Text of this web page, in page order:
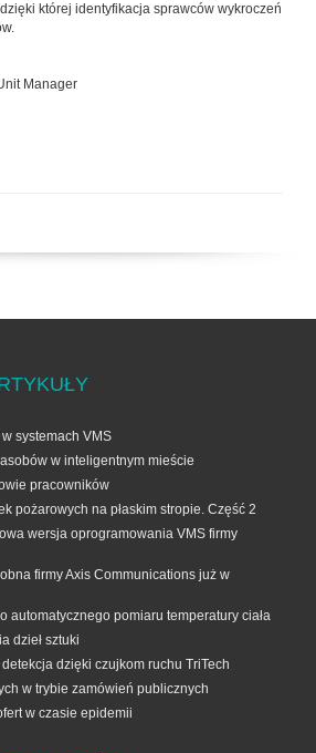
której identyfikacja sprawców wykroczeń
Manager
systemach VMS
w inteligentnym mieście
pracowników
pożarowych na płaskim stropie. Część 2
wersja oprogramowania VMS firmy
firmy Axis Communications już w
automatycznego pomiaru temperatury ciała
dzieł sztuki
dzięki czujkom ruchu TriTech
w trybie zamówień publicznych
w czasie epidemii